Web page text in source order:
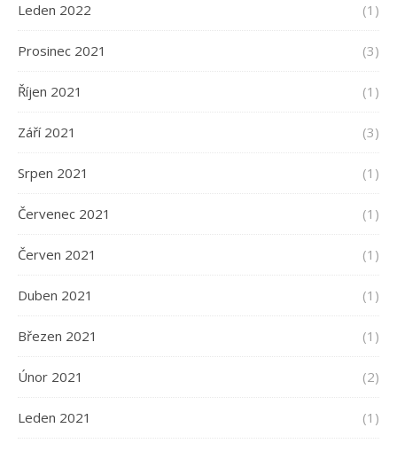
Leden 2022 (1)
Prosinec 2021 (3)
Říjen 2021 (1)
Září 2021 (3)
Srpen 2021 (1)
Červenec 2021 (1)
Červen 2021 (1)
Duben 2021 (1)
Březen 2021 (1)
Únor 2021 (2)
Leden 2021 (1)